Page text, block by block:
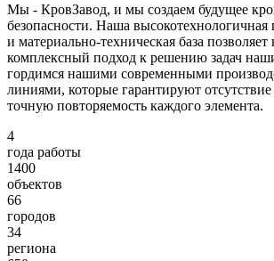
Мы - КровЗавод, и мы создаем будущее
безопасности. Наша высокотехнологичная
и материально-техническая база позволяет
комплексный подход к решению задач
гордимся нашими современными
линиями, которые гарантируют
точную повторяемость каждого элемента.
4
года работы
1400
объектов
66
городов
34
региона